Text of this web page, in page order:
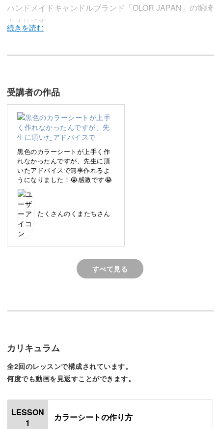
ハンドメイドキャンドルブランド「OLOR JAPAN」の堀崎
カオリです。
思わず食べてしまいたくなりそうなリアルな質感と、かわ
いらしいデコレーションの表現を習得していただけます。
作品作りの幅を広げてくれるカラーシート
まずは、キャンドル作りをするうえで便利な「カラーシー
ト」の作り方から学んでいきましょう。
カラーシートとは、ワックスを着色してシート状にしたも
粘土のような感覚で制作していただけます。
カラーシートの作り方をマスターすれば、様々な作品に応
用することが可能なんです！
ぜひ習得して、いろんな作品づくりへのステップアップに
つなげていってくださいね。
受講者の作品
黒色のカラーシートが上手く作
れなかったんですが、先生に頂
いたアドバイスで無事作れるよ
うになりました！😭感激です😭
たくさんのくまたちさん
すべて見る
カリキュラム
全2回のレッスンで構成されています。
何度でも動画を見返すことができます。
LESSON
1
カラーシートの作り方